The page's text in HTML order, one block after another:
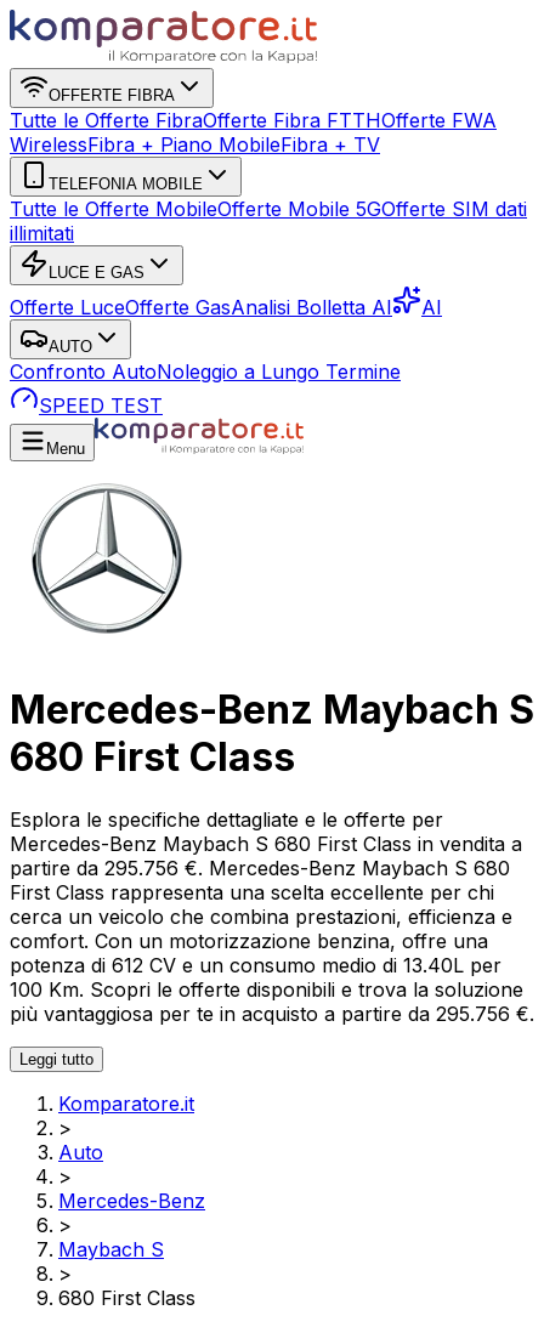
OFFERTE FIBRA
Tutte le Offerte FibraOfferte Fibra FTTHOfferte FWA
WirelessFibra + Piano MobileFibra + TV
TELEFONIA MOBILE
Tutte le Offerte MobileOfferte Mobile 5GOfferte SIM dati
illimitati
LUCE E GAS
Offerte LuceOfferte GasAnalisi Bolletta AI AI
AUTO
Confronto AutoNoleggio a Lungo Termine
SPEED TEST
Menu
Mercedes-Benz Maybach S
680 First Class
Esplora le specifiche dettagliate e le offerte per
Mercedes-Benz Maybach S 680 First Class in vendita a
partire da 295.756 €. Mercedes-Benz Maybach S 680
First Class rappresenta una scelta eccellente per chi
cerca un veicolo che combina prestazioni, efficienza e
comfort. Con un motorizzazione benzina, offre una
potenza di 612 CV e un consumo medio di 13.40L per
100 Km. Scopri le offerte disponibili e trova la soluzione
più vantaggiosa per te in acquisto a partire da 295.756 €.
Leggi tutto
Komparatore.it
>
Auto
>
Mercedes-Benz
>
Maybach S
>
680 First Class